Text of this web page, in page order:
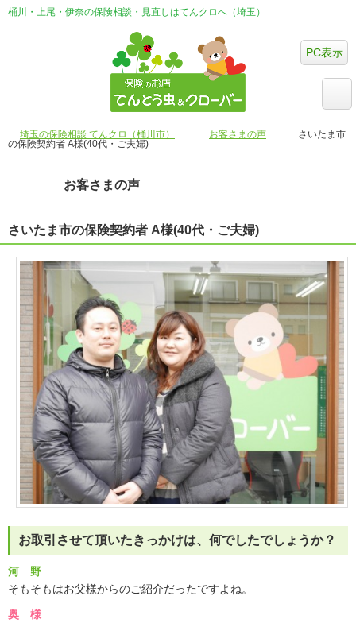
桶川・上尾・伊奈の保険相談・見直しはてんクロへ（埼玉）
PC表示
埼玉の保険相談 てんクロ（桶川市） お客さまの声
さいたま市
の保険契約者 A様(40代・ご夫婦)
お客さまの声
さいたま市の保険契約者 A様(40代・ご夫婦)
お取引させて頂いたきっかけは、何でしたでしょうか？
河 野
そもそもはお父様からのご紹介だったですよね。
奥 様